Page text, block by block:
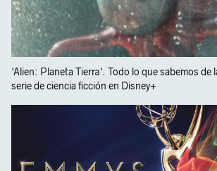
'Alien: Planeta Tierra'. Todo lo que sabemos de
serie de ciencia ficción en Disney+